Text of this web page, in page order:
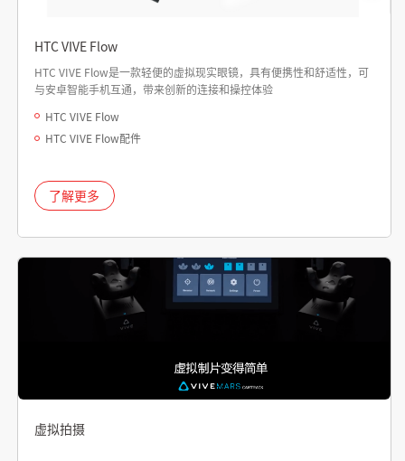
HTC VIVE Flow
HTC VIVE Flow是一款轻便的虚拟现实眼镜，具有便携性和舒适性，可
与安卓智能手机互通，带来创新的连接和操控体验
HTC VIVE Flow
HTC VIVE Flow配件
了解更多
虚拟拍摄